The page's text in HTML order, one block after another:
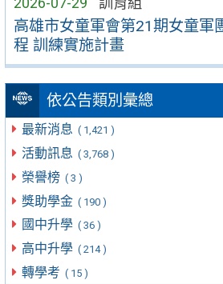
高雄市女童軍會第21期女童軍
程 訓練實施計畫
依公告類別彙總
最新消息 ( 1,421 )
活動訊息 ( 3,768 )
榮譽榜 ( 3 )
獎助學金 ( 190 )
國中升學 ( 36 )
高中升學 ( 214 )
轉學考 ( 15 )